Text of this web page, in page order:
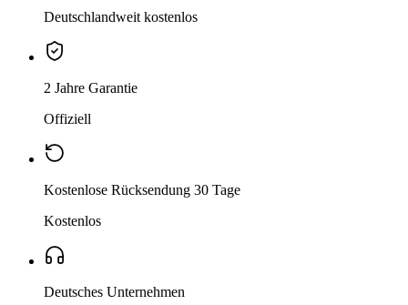
Deutschlandweit kostenlos
2 Jahre Garantie
Offiziell
Kostenlose Rücksendung 30 Tage
Kostenlos
Deutsches Unternehmen